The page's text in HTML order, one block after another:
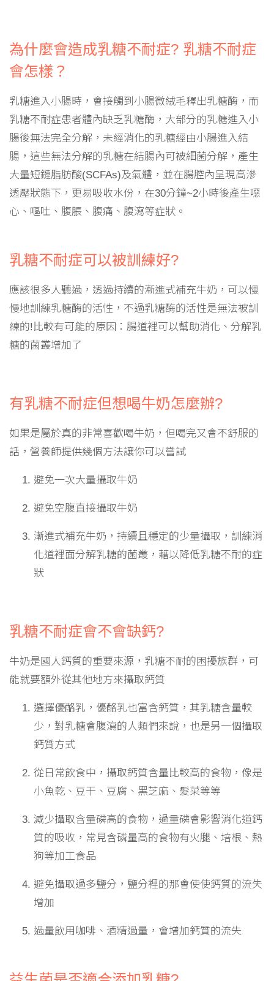
為什麼會造成乳糖不耐症? 乳糖不耐症
會怎樣？
乳糖進入小腸時，會接觸到小腸微絨毛釋出乳糖酶，而
乳糖不耐症患者體內缺乏乳糖酶，大部分的乳糖進入小
腸後無法完全分解，未經消化的乳糖經由小腸進入結
腸，這些無法分解的乳糖在結腸內可被細菌分解，產生
大量短鏈脂肪酸(SCFAs)及氣體，並在腸腔內呈現高滲
透壓狀態下，更易吸收水份，在30分鐘~2小時後產生噁
心、嘔吐、腹脹、腹痛、腹瀉等症狀。
乳糖不耐症可以被訓練好?
應該很多人聽過，透過持續的漸進式補充牛奶，可以慢
慢地訓練乳糖酶的活性，不過乳糖酶的活性是無法被訓
練的!比較有可能的原因：腸道裡可以幫助消化、分解乳
糖的菌叢增加了
有乳糖不耐症但想喝牛奶怎麼辦?
如果是屬於真的非常喜歡喝牛奶，但喝完又會不舒服的
話，營養師提供幾個方法讓你可以嘗試
避免一次大量攝取牛奶
避免空腹直接攝取牛奶
漸進式補充牛奶，持續且穩定的少量攝取，訓練消
化道裡面分解乳糖的菌叢，藉以降低乳糖不耐的症
狀
乳糖不耐症會不會缺鈣?
牛奶是國人鈣質的重要來源，乳糖不耐的困擾族群，可
能就要額外從其他地方來攝取鈣質
選擇優酪乳，優酪乳也富含鈣質，其乳糖含量較
少，對乳糖會腹瀉的人類們來說，也是另一個攝取
鈣質方式
從日常飲食中，攝取鈣質含量比較高的食物，像是
小魚乾、豆干、豆腐、黑芝麻、髮菜等等
減少攝取含量磷高的食物，過量磷會影響消化道鈣
質的吸收，常見含磷量高的食物有火腿、培根、熱
狗等加工食品
避免攝取過多鹽分，鹽分裡的那會使使鈣質的流失
增加
過量飲用咖啡、酒精過量，會增加鈣質的流失